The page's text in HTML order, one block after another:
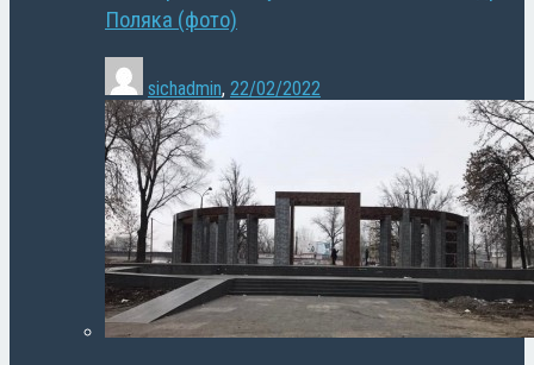
Поляка (фото)
sichadmin, 22/02/2022